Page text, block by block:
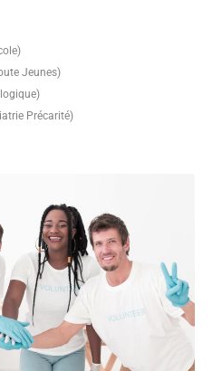
Jeunes)
Précarité)